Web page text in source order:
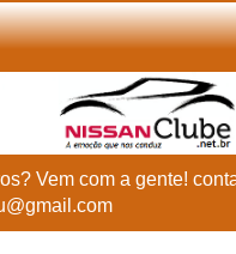
Vem com a gente!